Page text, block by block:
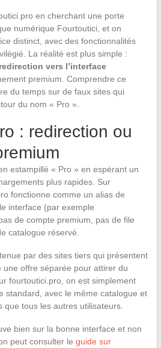
en cherchant une porte
numérique Fourtoutici, et on
distinct, avec des fonctionnalités
La réalité est plus simple :
vers l’interface
premium. Comprendre ce
du temps sur de faux sites qui
du nom « Pro ».
: redirection ou
estampillé « Pro » en espérant un
plus rapides. Sur
fonctionne comme un alias de
interface (par exemple
de compte premium, pas de file
catalogue réservé.
par des sites tiers qui présentent
une offre séparée pour attirer du
fourtoutici.pro, on est simplement
standard, avec le même catalogue et
que tous les autres utilisateurs.
bien sur la bonne interface et non
peut consulter le guide sur